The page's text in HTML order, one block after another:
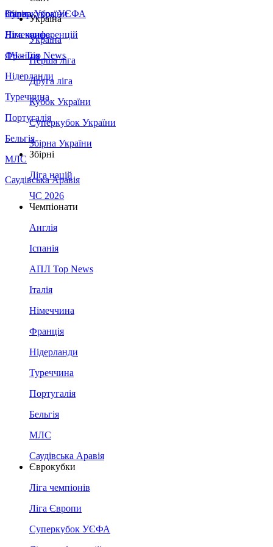
Збірна України
Італія
Німеччина
Франція
Нідерланди
Туреччина
Португалія
Бельгія
МЛС
Саудівська Аравія
Суперкубок УЄФА
Ліга конференцій
ЛЧ - Top News
Україна
Україна
Перша ліга
Друга ліга
Кубок України
Суперкубок України
Збірна України
Збірні
Ліга націй
ЧС 2026
Чемпіонати
Англія
Іспанія
АПЛ Top News
Італія
Німеччина
Франція
Нідерланди
Туреччина
Португалія
Бельгія
МЛС
Саудівська Аравія
Єврокубки
Ліга чемпіонів
Ліга Європи
Суперкубок УЄФА